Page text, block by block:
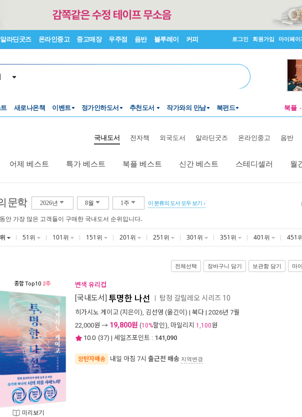
알라딘굿즈 온라인중고 중고매장 우주점 음반 블루레이 커피 로그인 회원가입 마이페이
새로나온책 이벤트 정가인하도서 추천도서 작가와의 만남 북펀드 북플
국내도서 전자책 외국도서 알라딘굿즈 온라인중고 음반
어제 베스트 특가 베스트 북플 베스트 신간 베스트 스테디셀러 월
문학 2026년 8월 1주 이 분류의 도서 모두 보기
안 가장 많은 고객들이 구매한 국내도서 순위입니다.
51위 101위 151위 201위 251위 301위 351위 401위 451
전체선택 장바구니 담기 보관함 담기 마
종합Top10 2주
미리보기
변색 유리컵
[국내도서] 투명한 나선 탐정 갈릴레오 시리즈 10
히가시노 게이고 (지은이), 김선영 (옮긴이) | 북다 | 2026년 7월
22,000원 → 19,800원 (10%할인), 마일리지 1,100원
10.0 (37) | 세일즈포인트 : 141,090
양탄자배송 내일 아침 7시 출근전 배송 지역변경